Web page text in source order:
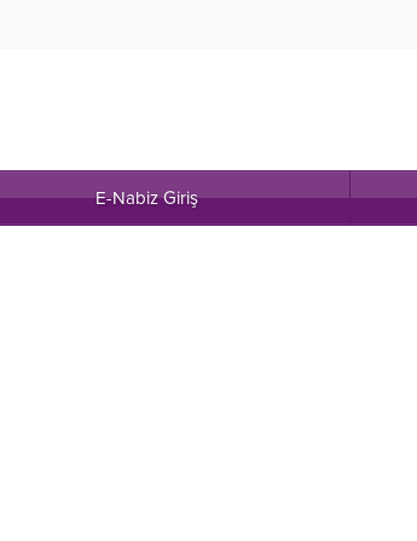
E-Nabiz Giriş